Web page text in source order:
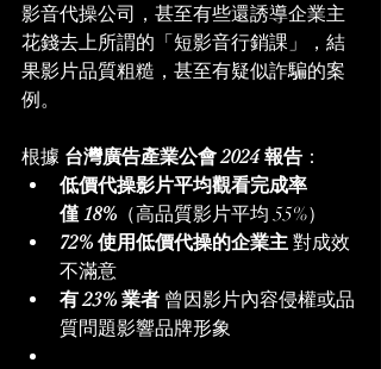
影音代操公司，甚至有些還誘導企業主
花錢去上所謂的「短影音行銷課」，結
果影片品質粗糙，甚至有疑似詐騙的案
例。
根據 台灣廣告產業公會 2024 報告 ：
低價代操影片平均觀看完成率
僅 18%（高品質影片平均 55%）
72% 使用低價代操的企業主 對成效
不滿意
有 23% 業者 曾因影片內容侵權或品
質問題影響品牌形象